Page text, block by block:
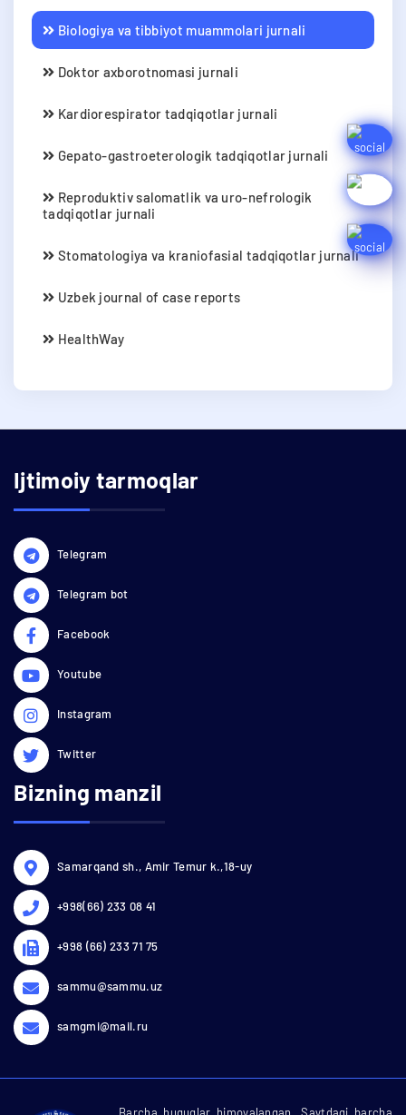
Biologiya va tibbiyot muammolari jurnali
Doktor axborotnomasi jurnali
Kardiorespirator tadqiqotlar jurnali
Gepato-gastroeterologik tadqiqotlar jurnali
Reproduktiv salomatlik va uro-nefrologik
tadqiqotlar jurnali
Stomatologiya va kraniofasial tadqiqotlar jurnali
Uzbek journal of case reports
HealthWay
Ijtimoiy tarmoqlar
Telegram
Telegram bot
Facebook
Youtube
Instagram
Twitter
Bizning manzil
Samarqand sh., Amir Temur k.,18-uy
+998(66) 233 08 41
+998 (66) 233 71 75
sammu@sammu.uz
samgmi@mail.ru
Barcha huquqlar himoyalangan. Saytdagi barcha